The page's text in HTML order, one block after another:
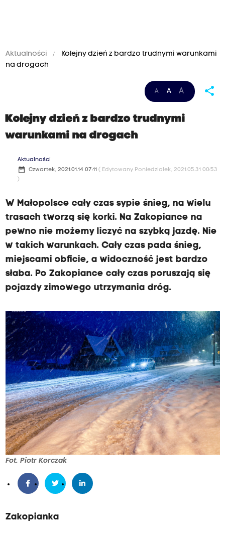
Aktualności
Kolejny dzień z bardzo trudnymi warunkami
na drogach
A A A share
Kolejny dzień z bardzo trudnymi
warunkami na drogach
Aktualności
date_range Czwartek, 2021.01.14 07:11 ( Edytowany Poniedziałek, 2021.05.31 00:53
)
W Małopolsce cały czas sypie śnieg, na wielu
trasach tworzą się korki. Na Zakopiance na
pewno nie możemy liczyć na szybką jazdę. Nie
w takich warunkach. Cały czas pada śnieg,
miejscami obficie, a widoczność jest bardzo
słaba. Po Zakopiance cały czas poruszają się
pojazdy zimowego utrzymania dróg.
Fot. Piotr Korczak
Zakopianka